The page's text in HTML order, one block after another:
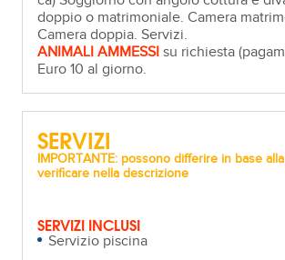
doppio o matrimoniale. Camera
Camera doppia. Servizi.
ANIMALI AMMESSI su richiesta
Euro 10 al giorno.
SERVIZI
IMPORTANTE: possono differire in base
verificare nella descrizione
SERVIZI INCLUSI
Servizio piscina